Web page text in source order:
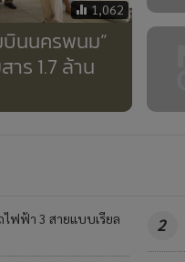
1,062
บินนครพนม”
ร 1.7 ล้าน
ไฟฟ้า 3 สายแบบเรียล
2